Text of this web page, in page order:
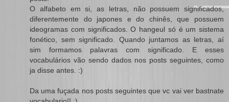
O alfabeto em si, as letras, não possuem significados,
diferentemente do japones e do chinês, que possuem
ideogramas com significados. O hangeul só é um sistema
fonético, sem significado. Quando juntamos as letras, aí
sim formamos palavras com significado. E esses
vocabulários vão sendo dados nos posts seguintes, como
ja disse antes. :)
Da uma fuçada nos posts seguintes que vc vai ver bastnate